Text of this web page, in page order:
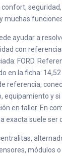
muchas
ayudar a
con
FORD.
en la ficha:
referencia,
equipamiento y
en taller. En
exacta suele ser
módulos o